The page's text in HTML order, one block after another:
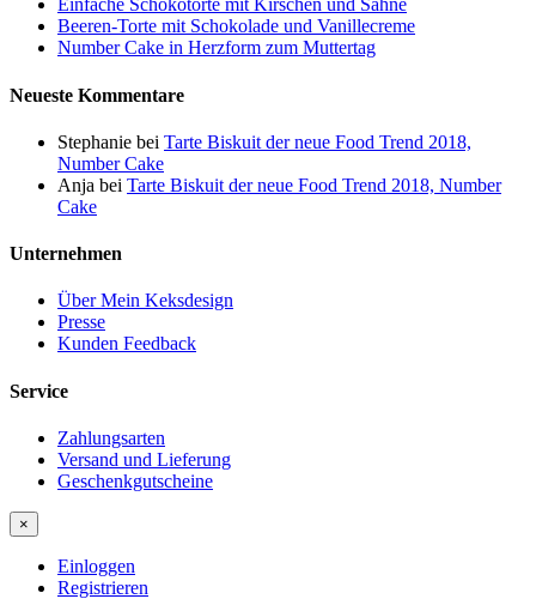
Einfache Schokotorte mit Kirschen und Sahne
Beeren-Torte mit Schokolade und Vanillecreme
Number Cake in Herzform zum Muttertag
Neueste Kommentare
Stephanie bei Tarte Biskuit der neue Food Trend 2018,
Number Cake
Anja bei Tarte Biskuit der neue Food Trend 2018, Number
Cake
Unternehmen
Über Mein Keksdesign
Presse
Kunden Feedback
Service
Zahlungsarten
Versand und Lieferung
Geschenkgutscheine
×
Einloggen
Registrieren